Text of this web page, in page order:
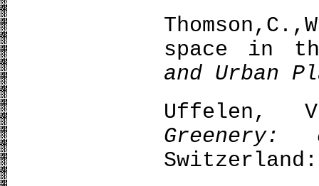
space in
and Urban
Uffelen,
Greenery: